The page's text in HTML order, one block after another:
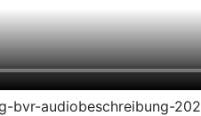
bvr-audiobeschreibung-